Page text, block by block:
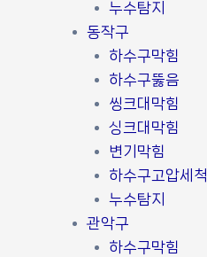
누수탐지
동작구
하수구막힘
하수구뚫음
씽크대막힘
싱크대막힘
변기막힘
하수구고압세척
누수탐지
관악구
하수구막힘